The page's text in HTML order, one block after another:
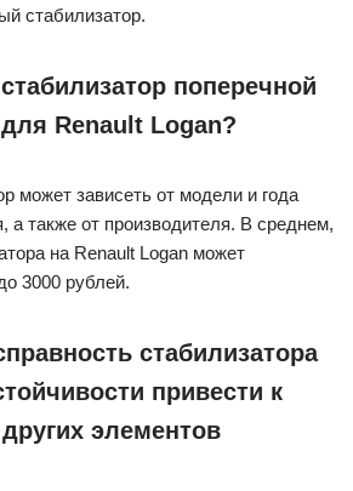
стабилизатор.
поперечной
Renault Logan?
может зависеть от модели и года
а также от производителя. В среднем,
на Renault Logan может
3000 рублей.
стабилизатора
привести к
элементов